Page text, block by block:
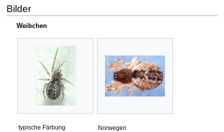
Bilder
Weibchen
typische Färbung Norwegen